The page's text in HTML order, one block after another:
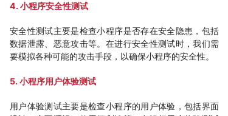
4. 小程序安全性测试
安全性测试主要是检查小程序是否存在安全隐患，包括
数据泄露、恶意攻击等。在进行安全性测试时，我们需
要模拟各种可能的攻击手段，以确保小程序的安全性。
5. 小程序用户体验测试
用户体验测试主要是检查小程序的用户体验，包括界面